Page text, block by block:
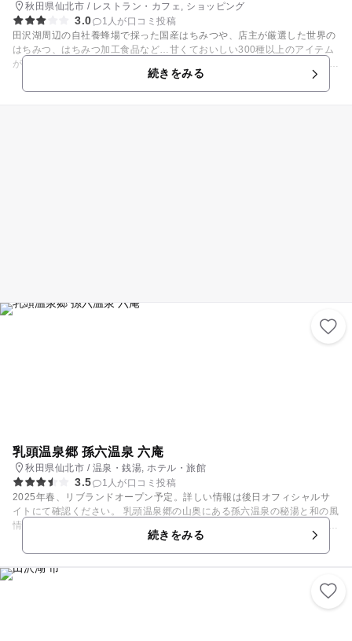
秋田県仙北市 / レストラン・カフェ, ショッピング
3.0
1人が口コミ投稿
田沢湖周辺の自社養蜂場で採った国産はちみつや、店主が厳選した世界の
はちみつ、はちみつ加工食品など…甘くておいしい300種以上のアイテム
が可愛いドーム型のお店の中にずらり！ はちさんチョコ付き『はちみつソ
フト』は、お子さまにはもちろん大人の方にも大人気です。 プロポリス・
ローヤルゼリーなどの健康食品などもあり、おじいちゃんおばあちゃんま
続きをみる
乳頭温泉郷 孫六温泉 六庵
秋田県仙北市 / 温泉・銭湯, ホテル・旅館
3.5
1人が口コミ投稿
2025年春、リブランドオープン予定。詳しい情報は後日オフィシャルサ
イトにて確認ください。 乳頭温泉郷の山奥にある孫六温泉の秘湯と和の風
情の宿を楽しめます。 孫六温泉｢六庵｣の客室は全6室。 個室露天風呂付の
客室やメゾネットタイプなどお好みに合わせて選べます。 天然温泉と地元
料理をたっぷり堪能できます。 日帰り温泉では、露天風呂や北欧式バレル
サウナがあります。山深い自然の中で入る温泉は格別です。
続きをみる